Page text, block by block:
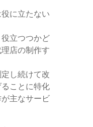
に立たない
立つつかど
店の制作す
し続けて改
ことに特化
主なサービ